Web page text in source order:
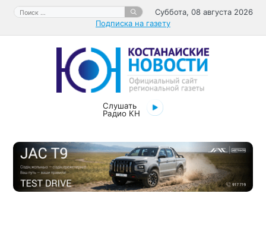
Перейти
содержимому
Поиск:
Суббота, 08 августа 2026
Подписка на газету
Слушать
Радио КН